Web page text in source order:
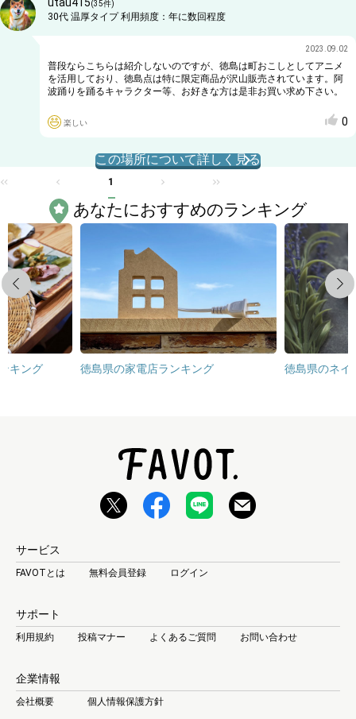
(35件)
30代 温厚タイプ利用頻度： 年に数回程度
2023.09.02
普段ならこちらは紹介しないのですが、徳島は町おこしとしてアニメ
を活用しており、徳島点は特に限定商品が沢山販売されています。阿
波踊りを踊るキャラクター等、お好きな方は是非お買い求め下さい。
楽しい 0
この場所について詳しく見る
1
あなたにおすすめのランキング
Previous
キング 徳島県の家電店ランキング 徳島県のネイ
Next
サービス
FAVOTとは 無料会員登録 ログイン
サポート
利用規約 投稿マナー よくあるご質問 お問い合わせ
企業情報
会社概要 個人情報保護方針